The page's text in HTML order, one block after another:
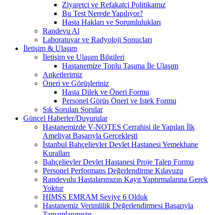
Ziyaretçi ve Refakatçi Politikamız
Bu Test Nerede Yapılıyor?
Hasta Hakları ve Sorumlulukları
Randevu Al
Laboratuvar ve Radyoloji Sonuçları
İletişim & Ulaşım
İletişim ve Ulaşım Bilgileri
Hastanemize Toplu Taşıma İle Ulaşım
Anketlerimiz
Öneri ve Görüşleriniz
Hasta Dilek ve Öneri Formu
Personel Görüş Öneri ve İstek Formu
Sık Sorulan Sorular
Güncel Haberler/Duyurular
Hastanemizde V-NOTES Cerrahisi ile Yapılan İlk
Ameliyat Başarıyla Gerçekleşti
İstanbul Bahçelievler Devlet Hastanesi Yemekhane
Kuralları
Bahçelievler Devlet Hastanesi Proje Talep Formu
Personel Performans Değerlendirme Kılavuzu
Randevulu Hastalarımızın Kayıt Yaptırmalarına Gerek
Yoktur
HIMSS EMRAM Seviye 6 Olduk
Hastanemiz Verimlilik Değerlendirmesi Başarıyla